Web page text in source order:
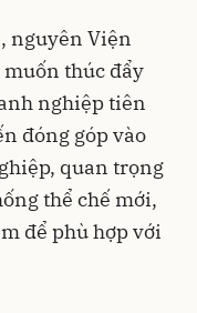
nguyên Viện
thúc đẩy
nghiệp tiên
đóng góp vào
quan trọng
thể chế mới,
để phù hợp với